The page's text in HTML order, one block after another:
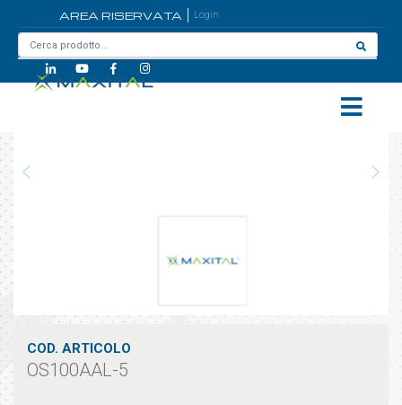
AREA RISERVATA Login
COD. ARTICOLO
OS100AAL-5